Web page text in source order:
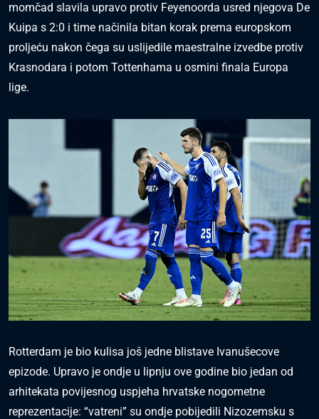
momčad slavila upravo protiv Feyenoorda usred njegova De
Kuipa s 2:0 i time načinila bitan korak prema europskom
proljeću nakon čega su uslijedile maestralne izvedbe protiv
Krasnodara i potom Tottenhama u osmini finala Europa
lige.
Rotterdam je bio kulisa još jedne blistave Ivanušecove
epizode. Upravo je ondje u lipnju ove godine bio jedan od
arhitekata povijesnog uspjeha hrvatske nogometne
reprezentacije: “vatreni” su ondje pobijedili Nizozemsku s